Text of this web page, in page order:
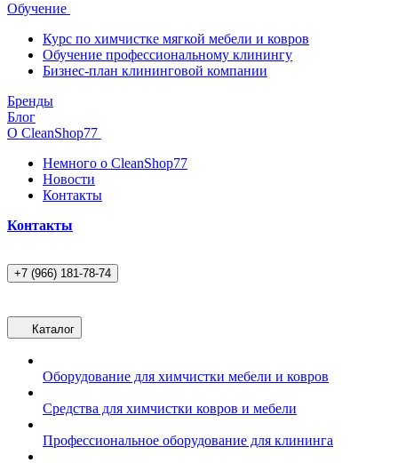
Обучение
Курс по химчистке мягкой мебели и ковров
Обучение профессиональному клинингу
Бизнес-план клининговой компании
Бренды
Блог
О CleanShop77
Немного о CleanShop77
Новости
Контакты
Контакты
+7 (966) 181-78-74
Каталог
Оборудование для химчистки мебели и ковров
Средства для химчистки ковров и мебели
Профессиональное оборудование для клининга